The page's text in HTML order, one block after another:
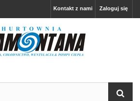
Zaloguj się
Kontakt z nami